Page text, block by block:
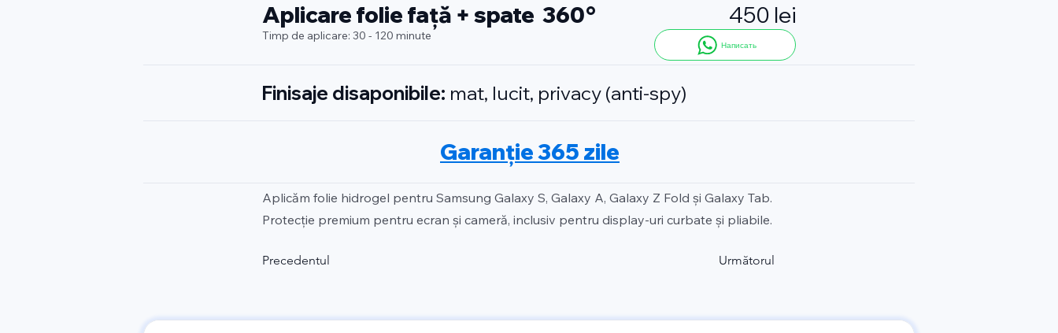
Aplicare folie față + spate 360°
Написать
450 lei
Timp de aplicare: 30 - 120 minute
Finisaje disaponibile: mat, lucit, privacy (anti-spy)
Garanție 365 zile
Aplicăm folie hidrogel pentru Samsung Galaxy S, Galaxy A, Galaxy Z Fold și Galaxy Tab.
Protecție premium pentru ecran și cameră, inclusiv pentru display-uri curbate și pliabile.
Precedentul Următorul